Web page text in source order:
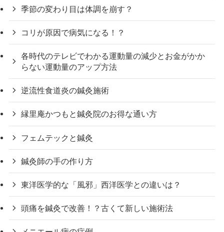
季節の変わり目は体調を崩す？
コリが原因で病気になる！？
各時代のテレビでわかる運動量の減少とお金がかか
らない運動量のアップ方法
逆流性食道炎の鍼灸施術
縁里庵かつもと鍼灸院のお得な通い方
フェムテックと鍼灸
鍼灸師の手の作り方
東洋医学的な「風邪」西洋医学との違いは？
頭痛を鍼灸で改善！？古くて新しい施術法